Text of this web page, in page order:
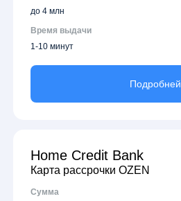
до 4 млн
Время выдачи
1-10 минут
Подробней
Home Credit Bank
Карта рассрочки OZEN
Сумма